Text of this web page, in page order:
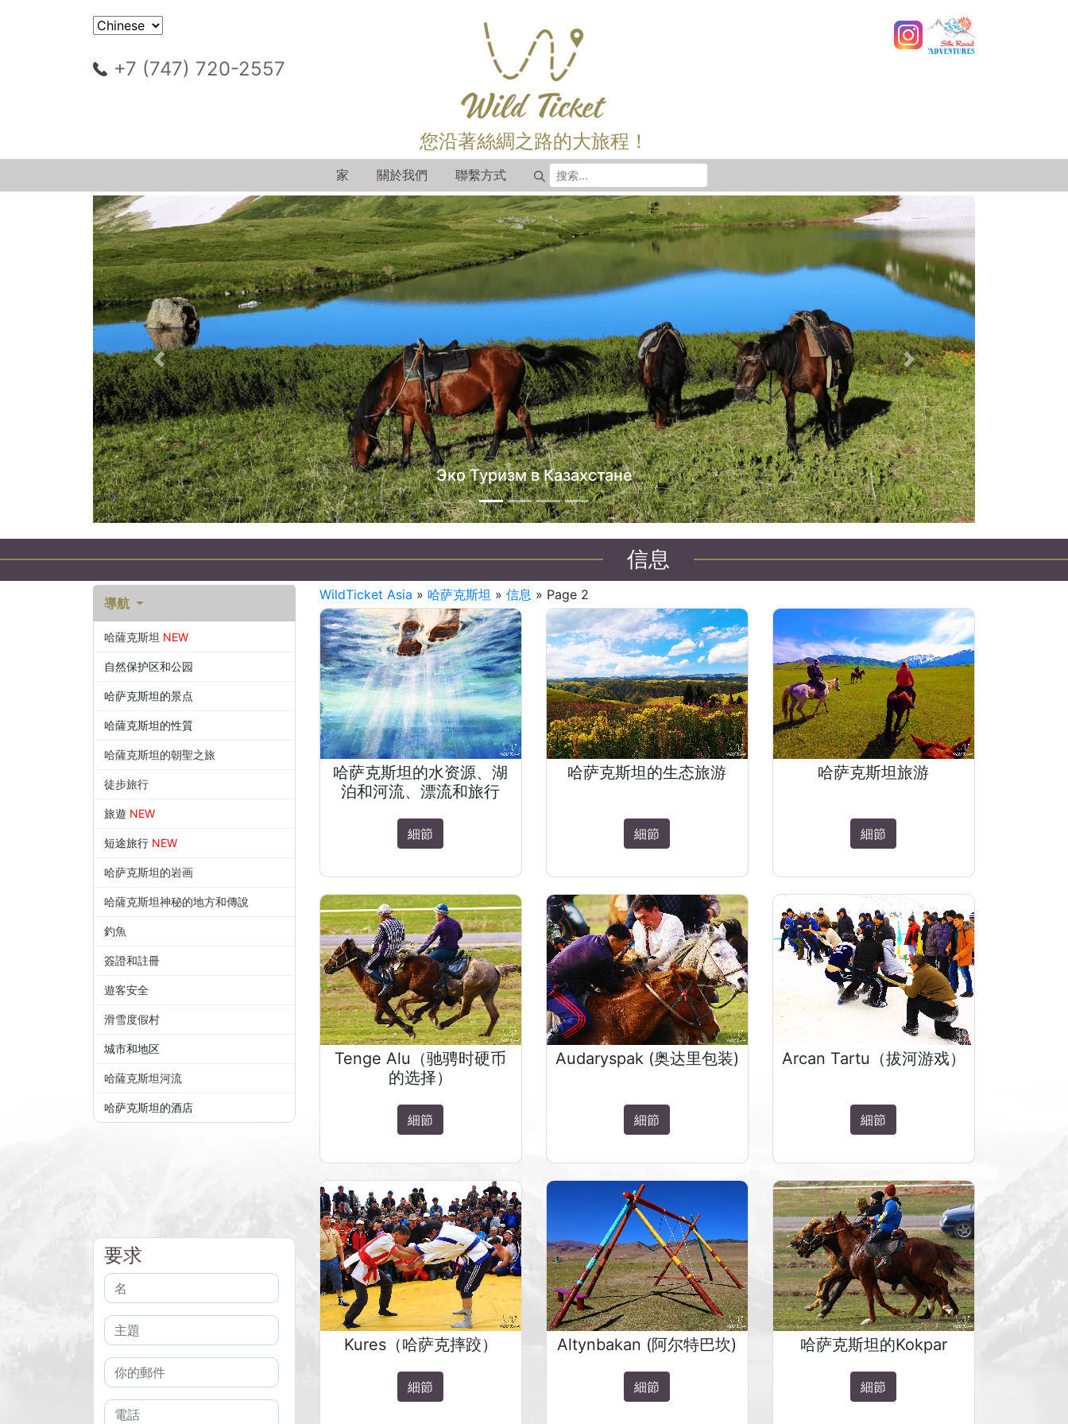
+7 (747) 720-2557
您沿著絲綢之路的大旅程！
家 關於我們 聯繫方式
в Казахстане 哈萨克斯坦吉普车之旅
以前的 下一個
信息
導航
哈薩克斯坦 NEW
自然保护区和公园
哈萨克斯坦的景点
哈薩克斯坦的性質
哈薩克斯坦的朝聖之旅
徒步旅行
旅遊 NEW
短途旅行 NEW
哈萨克斯坦的岩画
哈薩克斯坦神秘的地方和傳說
釣魚
簽證和註冊
遊客安全
滑雪度假村
城市和地区
哈薩克斯坦河流
哈萨克斯坦的酒店
要求
WildTicket Asia » 哈萨克斯坦 » 信息 » Page 2
哈萨克斯坦的水资源、湖
泊和河流、漂流和旅行
細節
哈萨克斯坦的生态旅游
細節
哈萨克斯坦旅游
細節
Tenge Alu（驰骋时硬币
的选择）
細節
Audaryspak (奥达里包装)
細節
Arcan Tartu（拔河游戏）
細節
Kures（哈萨克摔跤）
細節
Altynbakan (阿尔特巴坎)
細節
哈萨克斯坦的Kokpar
細節